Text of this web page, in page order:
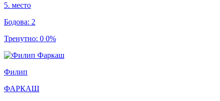
5. место
Бодова: 2
Тренутно: 0 0%
Филип
ФАРКАШ